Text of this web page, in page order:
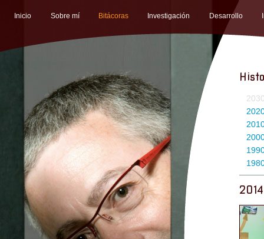
Inicio Sobre mí Bitácoras Investigación Desarrollo
2014